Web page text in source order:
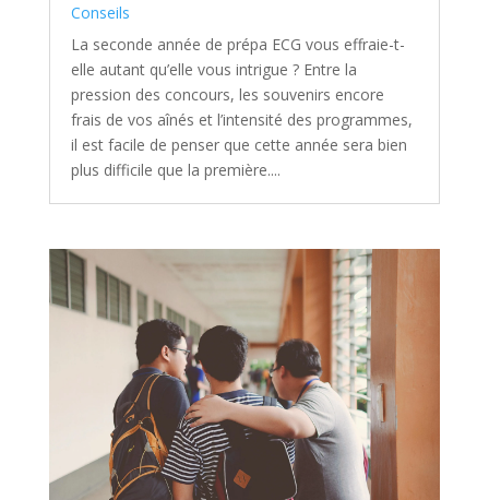
Conseils
La seconde année de prépa ECG vous effraie-t-
elle autant qu’elle vous intrigue ? Entre la
pression des concours, les souvenirs encore
frais de vos aînés et l’intensité des programmes,
il est facile de penser que cette année sera bien
plus difficile que la première....